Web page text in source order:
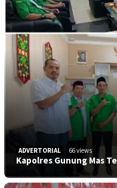
ADVERTORIAL 66 views
Kapolres Gunung Mas